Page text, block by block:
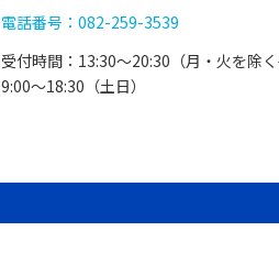
電話番号：082-259-3539
受付時間：13:30〜20:30（月・火を除く
9:00〜18:30（土日）